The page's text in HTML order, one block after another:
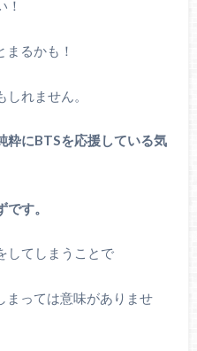
！
るかも！
れません。
粋にBTSを応援している気
す。
してしまうことで
まっては意味がありませ